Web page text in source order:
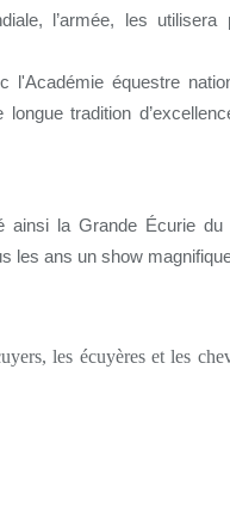
l’armée, les utilisera
l'Académie équestre
tradition
ainsi la Grande Écurie du
les ans un show
les écuyères et les